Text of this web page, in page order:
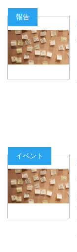
報告
イベント